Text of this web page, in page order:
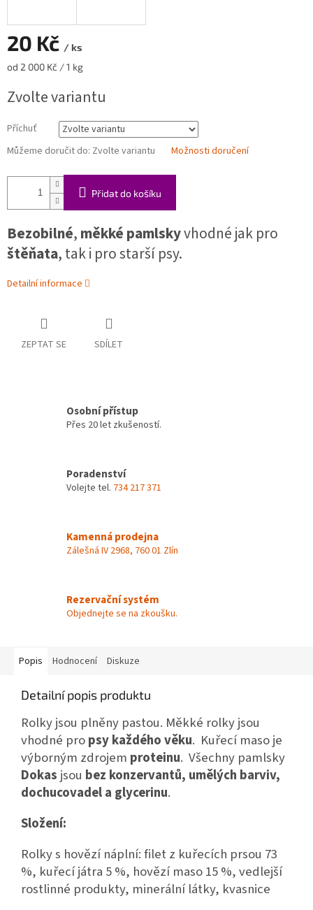
20 Kč / ks
Měrná
od 2 000 Kč / 1 kg
Zvolte variantu
Příchuť
Můžeme doručit do: Zvolte variantu Možnosti doručení
Přidat do košíku
Bezobilné,měkké pamlskyvhodné jak pro
štěňata, tak i pro starší psy.
Detailní informace
ZEPTAT SE SDÍLET
Osobní přístup
Přes 20 let zkušeností.
Poradenství
Volejte tel. 734 217 371
Kamenná prodejna
Zálešná IV 2968, 760 01 Zlín
Rezervační systém
Objednejte se na zkoušku.
Popis Hodnocení Diskuze
Detailní popis produktu
Rolky jsou plněny pastou. Měkké rolky jsou
vhodné propsy každého věku. Kuřecí maso je
výborným zdrojem proteinu. Všechny pamlsky
Dokas jsou bez konzervantů, umělých barviv,
dochucovadel a glycerinu.
Složení:
Rolky s hovězí náplní: filet z kuřecích prsou 73
%, kuřecí játra 5 %, hovězí maso 15 %, vedlejší
rostlinné produkty, minerální látky, kvasnice